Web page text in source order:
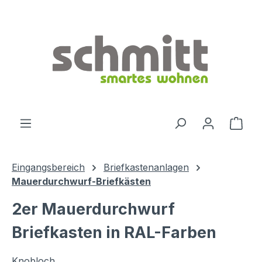
Eingangsbereich
Briefkastenanlagen
Mauerdurchwurf-Briefkästen
2er Mauerdurchwurf
Briefkasten in RAL-Farben